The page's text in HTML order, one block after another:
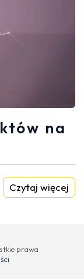
na
Czytaj więcej
prawa